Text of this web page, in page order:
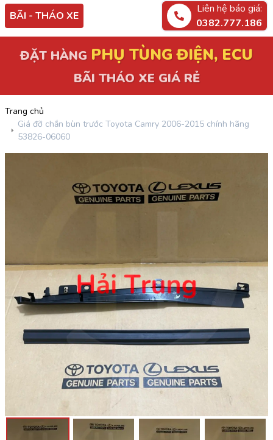
BÃI - THÁO XE
Liên hệ báo giá:
0382.777.186
ĐẶT HÀNGPHỤ TÙNG ĐIỆN, ECU
BÃI THÁO XE GIÁ RẺ
Trang chủ
Giá đỡ chắn bùn trước Toyota Camry 2006-2015 chính hãng
53826-06060